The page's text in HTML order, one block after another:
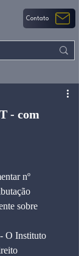
Contato
- com
nº
sobre
O Instituto